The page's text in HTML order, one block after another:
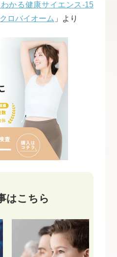
わかる健康サイエンス-15
ロバイオーム 」より
はこちら